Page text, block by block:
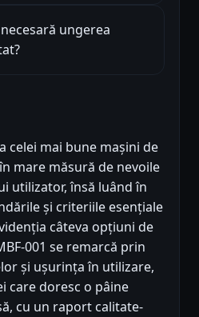
ungerea
celei mai bune mașini de
mare măsură de nevoile
utilizator, însă luând în
și criteriile esențiale
câteva opțiuni de
001 se remarcă prin
și ușurința în utilizare,
care doresc o pâine
cu un raport calitate-